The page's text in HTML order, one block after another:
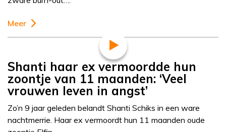
Meer
Shanti haar ex vermoordde hun
zoontje van 11 maanden: ‘Veel
vrouwen leven in angst’
Zo’n 9 jaar geleden belandt Shanti Schiks in een ware
nachtmerrie. Haar ex vermoordt hun 11 maanden oude